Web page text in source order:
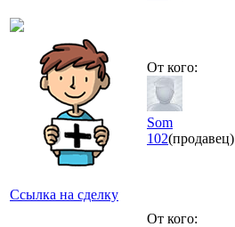
Ссылка на сделку
От кого:
Som
102(продавец)
От кого: